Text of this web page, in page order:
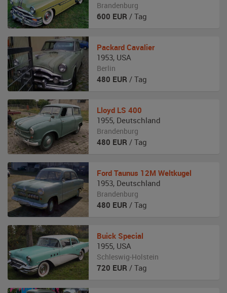
Brandenburg
600 EUR / Tag
Packard Cavalier
1953, USA
Berlin
480 EUR / Tag
Lloyd LS 400
1955, Deutschland
Brandenburg
480 EUR / Tag
Ford Taunus 12M Weltkugel
1953, Deutschland
Brandenburg
480 EUR / Tag
Buick Special
1955, USA
Schleswig-Holstein
720 EUR / Tag